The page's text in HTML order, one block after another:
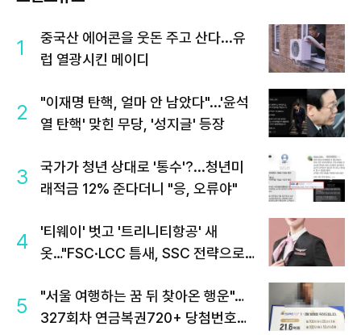
1
중국산 에어콘을 웃돈 주고 산다...유
럽 열광시킨 메이디
2
"이재명 탄핵, 얼마 안 남았다"...'윤석
열 탄핵' 맞힌 무당, '성지글' 등장
3
국가가 청년 상대로 '통수'?...청년미
래적금 12% 준다더니 "응, 오류야"
4
'티웨이' 벗고 '트리니티항공' 새
옷…"FSC·LCC 틈새, SSC 전략으로
5
"서울 여행하는 꿈 뒤 찾아온 행운"…
327회차 연금복권720+ 당첨번호조